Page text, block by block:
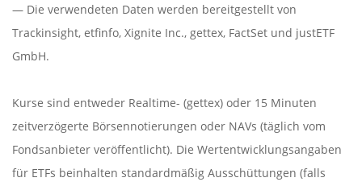
— Die verwendeten Daten werden bereitgestellt von
Trackinsight, etfinfo, Xignite Inc., gettex, FactSet und justETF
GmbH.
Kurse sind entweder Realtime- (gettex) oder 15 Minuten
zeitverzögerte Börsennotierungen oder NAVs (täglich vom
Fondsanbieter veröffentlicht). Die Wertentwicklungsangaben
für ETFs beinhalten standardmäßig Ausschüttungen (falls